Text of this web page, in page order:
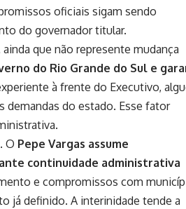
oficiais sigam sendo
do governador titular.
que não represente mudança
do Rio Grande do Sul e
à frente do Executivo,
demandas do estado. Esse fator
O Pepe Vargas assume
continuidade administrativa
e compromissos com
já definido. A interinidade tende a